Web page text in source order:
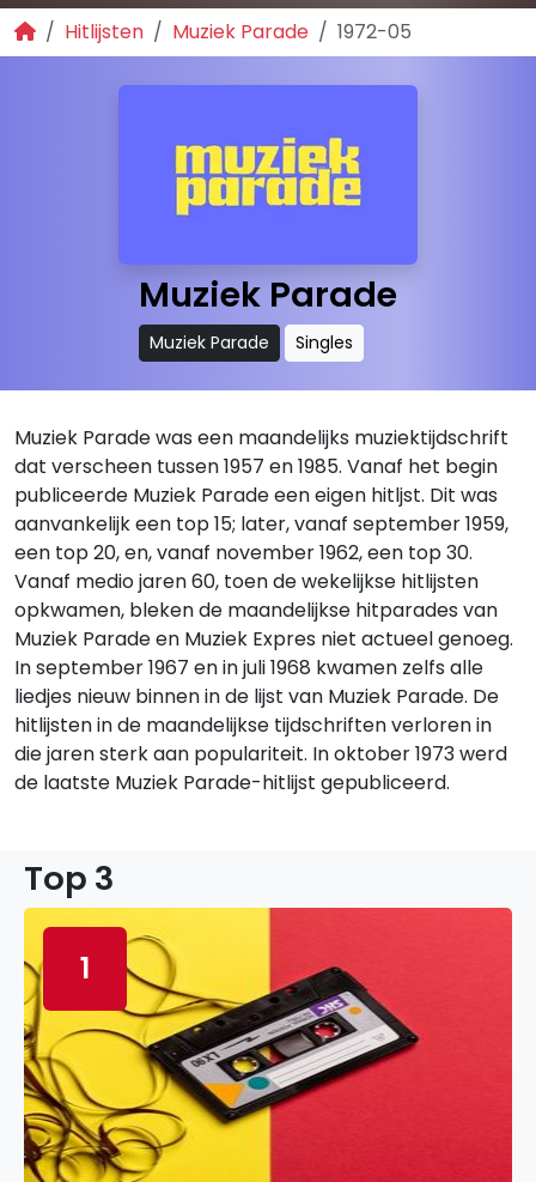
Hitlijsten Muziek Parade 1972-05
Muziek Parade
Muziek Parade Singles
Muziek Parade was een maandelijks muziektijdschrift
dat verscheen tussen 1957 en 1985. Vanaf het begin
publiceerde Muziek Parade een eigen hitljst. Dit was
aanvankelijk een top 15; later, vanaf september 1959,
een top 20, en, vanaf november 1962, een top 30.
Vanaf medio jaren 60, toen de wekelijkse hitlijsten
opkwamen, bleken de maandelijkse hitparades van
Muziek Parade en Muziek Expres niet actueel genoeg.
In september 1967 en in juli 1968 kwamen zelfs alle
liedjes nieuw binnen in de lijst van Muziek Parade. De
hitlijsten in de maandelijkse tijdschriften verloren in
die jaren sterk aan populariteit. In oktober 1973 werd
de laatste Muziek Parade-hitlijst gepubliceerd.
Top 3
1